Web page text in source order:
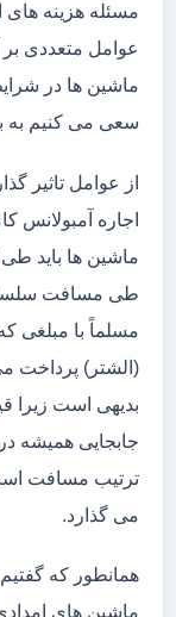
مسئله هزینه
عوامل متعددی بر
ماشین ها در
سعی می کنیم به
از عوامل تاثیر
اجاره آمبولانس
ماشین ها باید طی
طی مسافت سلسله
مسلماً با مبلغی
(الشتر) پرداخت
بدیهی است زیرا
جابجایی همیشه
ترتیب مسافت
می گذارد.
همانطور که
ماشین های